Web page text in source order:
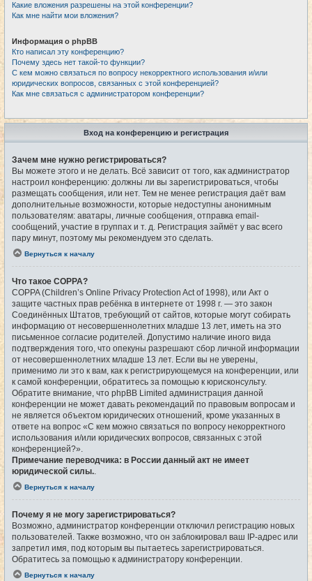
Какие вложения разрешены на этой конференции?
Как мне найти мои вложения?
Информация о phpBB
Кто написал эту конференцию?
Почему здесь нет такой-то функции?
С кем можно связаться по вопросу некорректного использования и/или
юридических вопросов, связанных с этой конференцией?
Как мне связаться с администратором конференции?
Вход на конференцию и регистрация
Зачем мне нужно регистрироваться?
Вы можете этого и не делать. Всё зависит от того, как администратор
настроил конференцию: должны ли вы зарегистрироваться, чтобы
размещать сообщения, или нет. Тем не менее регистрация даёт вам
дополнительные возможности, которые недоступны анонимным
пользователям: аватары, личные сообщения, отправка email-
сообщений, участие в группах и т. д. Регистрация займёт у вас всего
пару минут, поэтому мы рекомендуем это сделать.
Вернуться к началу
Что такое COPPA?
COPPA (Children’s Online Privacy Protection Act of 1998), или Акт о
защите частных прав ребёнка в интернете от 1998 г. — это закон
Соединённых Штатов, требующий от сайтов, которые могут собирать
информацию от несовершеннолетних младше 13 лет, иметь на это
письменное согласие родителей. Допустимо наличие иного вида
подтверждения того, что опекуны разрешают сбор личной информации
от несовершеннолетних младше 13 лет. Если вы не уверены,
применимо ли это к вам, как к регистрирующемуся на конференции, или
к самой конференции, обратитесь за помощью к юрисконсульту.
Обратите внимание, что phpBB Limited администрация данной
конференции не может давать рекомендаций по правовым вопросам и
не является объектом юридических отношений, кроме указанных в
ответе на вопрос «С кем можно связаться по вопросу некорректного
использования и/или юридических вопросов, связанных с этой
конференцией?».
Примечание переводчика: в России данный акт не имеет
юридической силы.
Вернуться к началу
Почему я не могу зарегистрироваться?
Возможно, администратор конференции отключил регистрацию новых
пользователей. Также возможно, что он заблокировал ваш IP-адрес или
запретил имя, под которым вы пытаетесь зарегистрироваться.
Обратитесь за помощью к администратору конференции.
Вернуться к началу